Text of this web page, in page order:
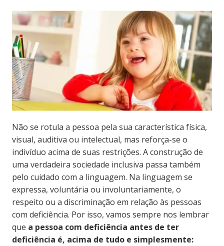
Não se rotula a pessoa pela sua característica física,
visual, auditiva ou intelectual, mas reforça-se o
indivíduo acima de suas restrições. A construção de
uma verdadeira sociedade inclusiva passa também
pelo cuidado com a linguagem. Na linguagem se
expressa, voluntária ou involuntariamente, o
respeito ou a discriminação em relação às pessoas
com deficiência. Por isso, vamos sempre nos lembrar
que a pessoa com deficiência antes de ter
deficiência é, acima de tudo e simplesmente: